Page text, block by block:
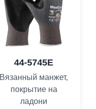
44-5745E
Вязанный манжет,
покрытие на
ладони